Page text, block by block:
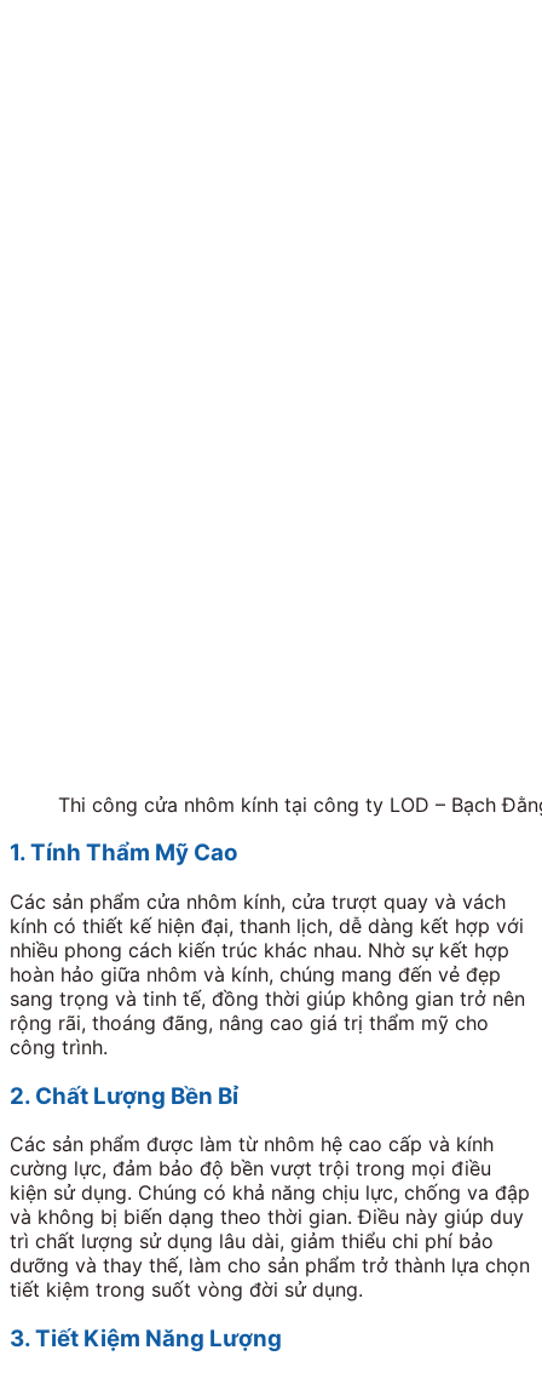
Thi công cửa nhôm kính tại công ty LOD – Bạch
1. Tính Thẩm Mỹ Cao
Các sản phẩm cửa nhôm kính, cửa trượt quay và vách
kính có thiết kế hiện đại, thanh lịch, dễ dàng kết hợp với
nhiều phong cách kiến trúc khác nhau. Nhờ sự kết hợp
hoàn hảo giữa nhôm và kính, chúng mang đến vẻ đẹp
sang trọng và tinh tế, đồng thời giúp không gian trở nên
rộng rãi, thoáng đãng, nâng cao giá trị thẩm mỹ cho
công trình.
2. Chất Lượng Bền Bỉ
Các sản phẩm được làm từ nhôm hệ cao cấp và kính
cường lực, đảm bảo độ bền vượt trội trong mọi điều
kiện sử dụng. Chúng có khả năng chịu lực, chống va đập
và không bị biến dạng theo thời gian. Điều này giúp duy
trì chất lượng sử dụng lâu dài, giảm thiểu chi phí bảo
dưỡng và thay thế, làm cho sản phẩm trở thành lựa chọn
tiết kiệm trong suốt vòng đời sử dụng.
3. Tiết Kiệm Năng Lượng